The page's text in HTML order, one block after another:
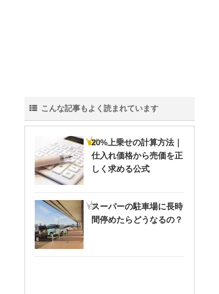
こんな記事もよく読まれています
20%上乗せの計算方法｜
仕入れ価格から売価を正
しく求める公式
スーパーの駐車場に長時
間停めたらどうなるの？